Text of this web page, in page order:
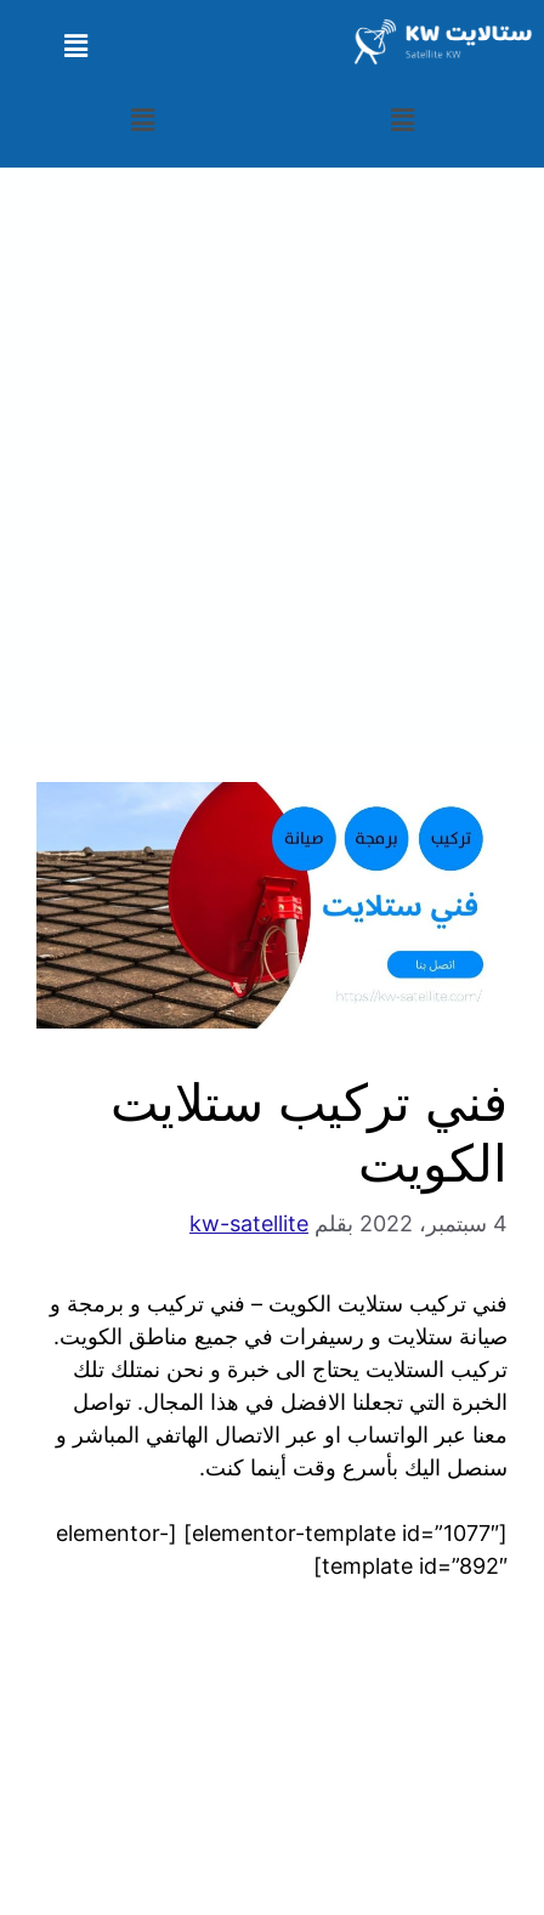
فني تركيب ستلايت
الكويت
4 سبتمبر، 2022 بقلم kw-satellite
فني تركيب ستلايت الكويت – فني تركيب و برمجة و
صيانة ستلايت و رسيفرات في جميع مناطق الكويت.
تركيب الستلايت يحتاج الى خبرة و نحن نمتلك تلك
الخبرة التي تجعلنا الافضل في هذا المجال. تواصل
معنا عبر الواتساب او عبر الاتصال الهاتفي المباشر و
سنصل اليك بأسرع وقت أينما كنت.
[elementor-template id=”1077″] [elementor-
template id=”892″]